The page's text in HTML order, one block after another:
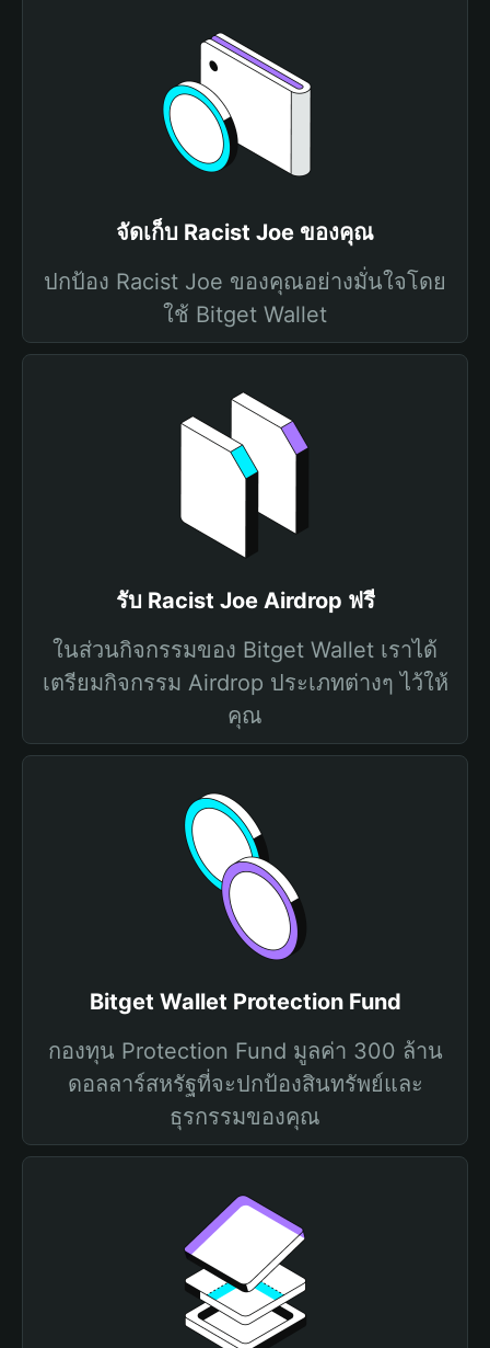
จัดเก็บ Racist Joe ของคุณ
ปกป้อง Racist Joe ของคุณอย่างมั่นใจโดย
ใช้ Bitget Wallet
รับ Racist Joe Airdrop ฟรี
ในส่วนกิจกรรมของ Bitget Wallet เราได้
เตรียมกิจกรรม Airdrop ประเภทต่างๆ ไว้ให้
คุณ
Bitget Wallet Protection Fund
กองทุน Protection Fund มูลค่า 300 ล้าน
ดอลลาร์สหรัฐที่จะปกป้องสินทรัพย์และ
ธุรกรรมของคุณ